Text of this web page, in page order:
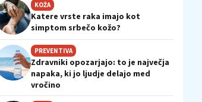
KOŽA
Katere vrste raka imajo kot
simptom srbečo kožo?
PREVENTIVA
Zdravniki opozarjajo: to je največja
napaka, ki jo ljudje delajo med
vročino